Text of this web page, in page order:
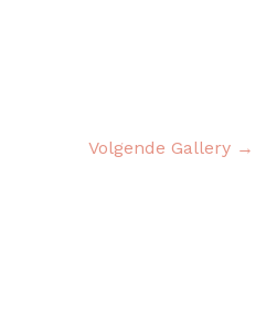
Volgende Gallery →